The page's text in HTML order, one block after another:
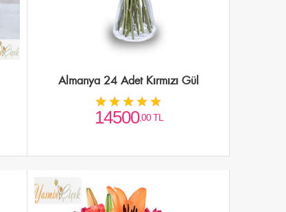
Almanya 24 Adet Kırmızı Gül
14500,00 TL